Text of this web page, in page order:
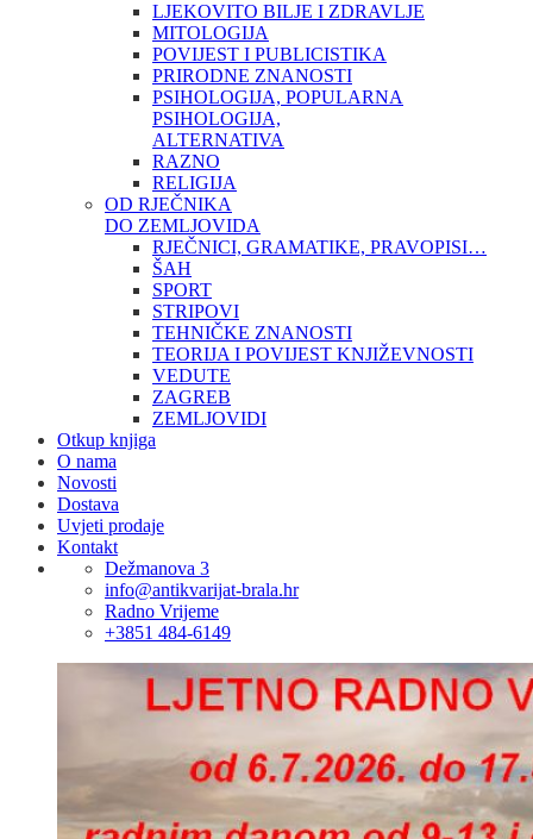
LJEKOVITO BILJE I ZDRAVLJE
MITOLOGIJA
POVIJEST I PUBLICISTIKA
PRIRODNE ZNANOSTI
PSIHOLOGIJA, POPULARNA
PSIHOLOGIJA,
ALTERNATIVA
RAZNO
RELIGIJA
OD RJEČNIKA
DO ZEMLJOVIDA
RJEČNICI, GRAMATIKE, PRAVOPISI…
ŠAH
SPORT
STRIPOVI
TEHNIČKE ZNANOSTI
TEORIJA I POVIJEST KNJIŽEVNOSTI
VEDUTE
ZAGREB
ZEMLJOVIDI
Otkup knjiga
O nama
Novosti
Dostava
Uvjeti prodaje
Kontakt
Dežmanova 3
info@antikvarijat-brala.hr
Radno Vrijeme
+3851 484-6149